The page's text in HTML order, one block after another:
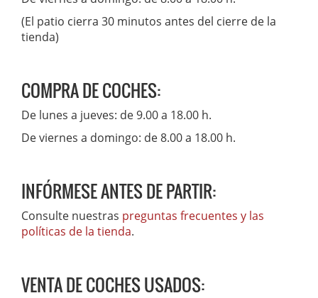
(El patio cierra 30 minutos antes del cierre de la
tienda)
COMPRA DE COCHES:
De lunes a jueves: de 9.00 a 18.00 h.
De viernes a domingo: de 8.00 a 18.00 h.
INFÓRMESE ANTES DE PARTIR:
Consulte nuestras preguntas frecuentes y las
políticas de la tienda.
VENTA DE COCHES USADOS: